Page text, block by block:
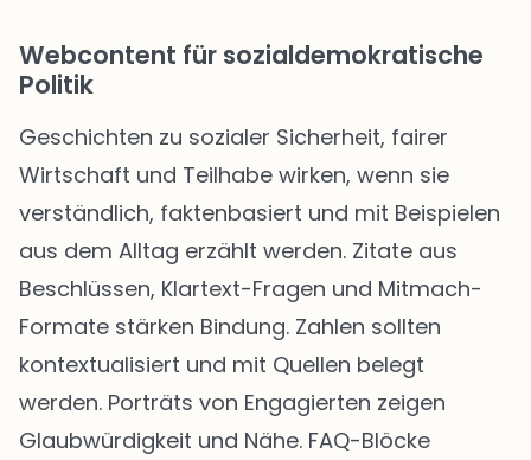
Webcontent für sozialdemokratische
Politik
Geschichten zu sozialer Sicherheit, fairer
Wirtschaft und Teilhabe wirken, wenn sie
verständlich, faktenbasiert und mit Beispielen
aus dem Alltag erzählt werden. Zitate aus
Beschlüssen, Klartext-Fragen und Mitmach-
Formate stärken Bindung. Zahlen sollten
kontextualisiert und mit Quellen belegt
werden. Porträts von Engagierten zeigen
Glaubwürdigkeit und Nähe. FAQ-Blöcke